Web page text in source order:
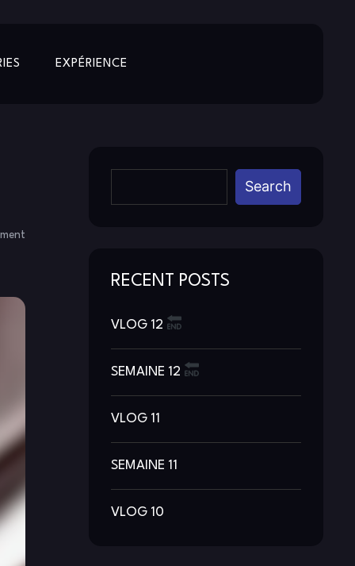
EXPÉRIENCE
Search
RECENT POSTS
VLOG 12
SEMAINE 12
VLOG 11
SEMAINE 11
VLOG 10